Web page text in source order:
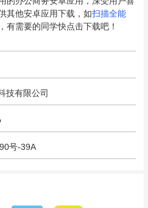
其他安卓应用下载，如扫描全能
有需要的同学快点击下载吧！
技有限公司
号-39A